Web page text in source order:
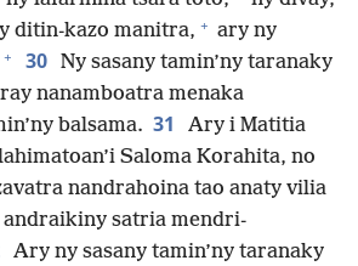
ditin-kazo manitra, + ary ny
+ 30 Ny sasany tamin’ny taranaky
nanamboatra menaka
balsama. 31
Ary i Matitia
Saloma Korahita, no
nandrahoina tao anaty vilia
andraikiny satria mendri-
Ary ny sasany tamin’ny taranaky